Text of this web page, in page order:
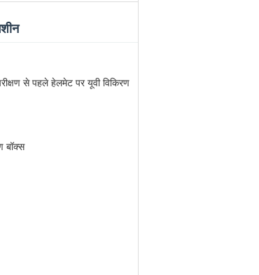
से पहले हेलमेट पर यूवी विकिरण
बॉक्स